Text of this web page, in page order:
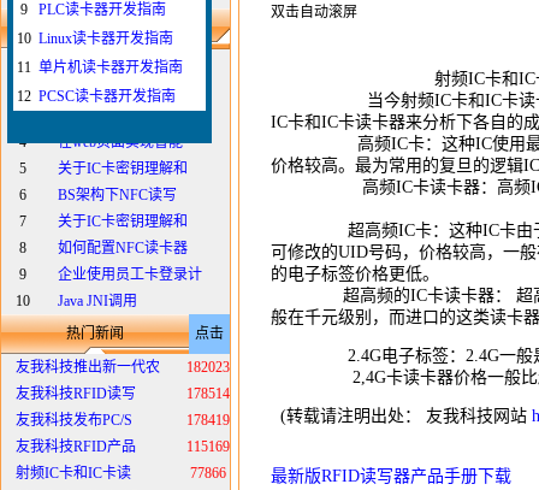
最新新闻
1
如何给IC卡写自定义
2
如何配置刷卡登录电脑
3
插卡登录拔卡锁屏
4
在web页面实现智能
5
关于IC卡密钥理解和
6
BS架构下NFC读写
7
关于IC卡密钥理解和
8
如何配置NFC读卡器
9
企业使用员工卡登录计
10
Java JNI调用
热门新闻
点击
友我科技推出新一代农
182023
友我科技RFID读写
178514
友我科技发布PC/S
178419
友我科技RFID产品
115169
射频IC卡和IC卡读
77866
双击自动滚屏
射频IC卡和IC卡读卡
当今射频IC卡和IC卡读卡器的
IC卡和IC卡读卡器来分析下各自的
高频IC卡：这种IC使用最为普
价格较高。最为常用的复旦的逻辑
高频IC卡读卡器：高频IC卡读
超高频IC卡：这种IC卡由于读写
可修改的UID号码，价格较高，一
的电子标签价格更低。
超高频的IC卡读卡器： 超高频
般在千元级别，而进口的这类读卡
2.4G电子标签：2.4G一般是有
2,4G卡读卡器价格一般比超
(转载请注明出处： 友我科技网站
最新版RFID读写器产品手册下载
9
PLC读卡器开发指南
10 Linux读卡器开发指南
11 单片机读卡器开发指南
12 PCSC读卡器开发指南